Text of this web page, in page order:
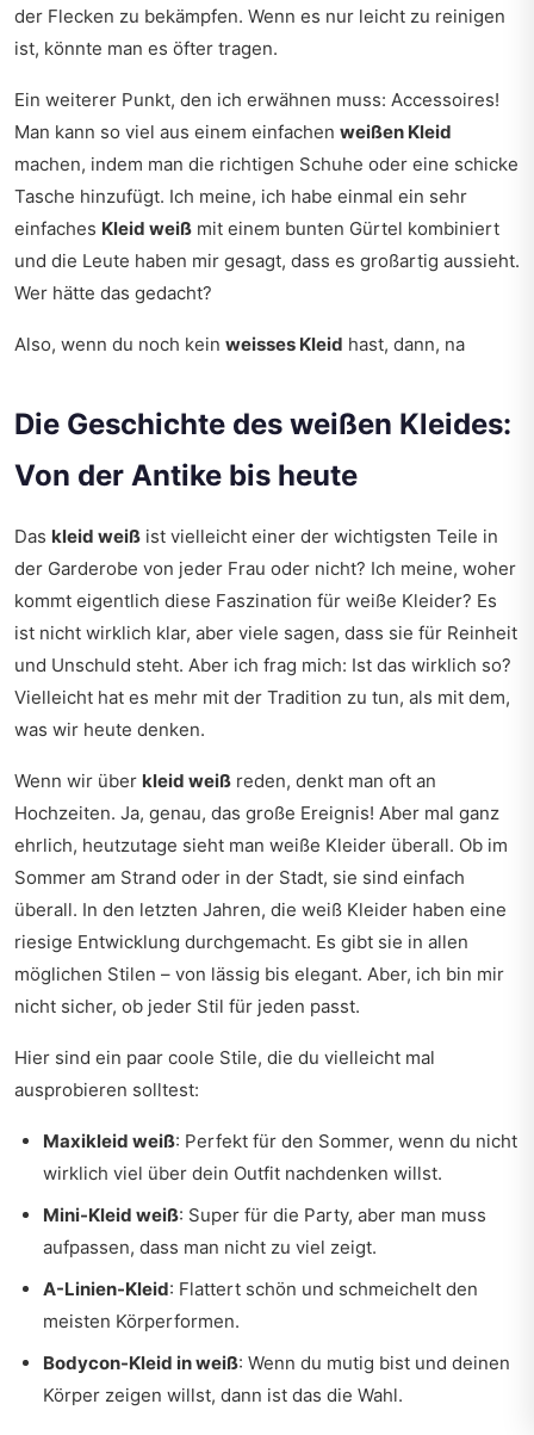
der Flecken zu bekämpfen. Wenn es nur leicht zu reinigen
ist, könnte man es öfter tragen.
Ein weiterer Punkt, den ich erwähnen muss: Accessoires!
Man kann so viel aus einem einfachen weißen Kleid
machen, indem man die richtigen Schuhe oder eine schicke
Tasche hinzufügt. Ich meine, ich habe einmal ein sehr
einfaches Kleid weiß mit einem bunten Gürtel kombiniert
und die Leute haben mir gesagt, dass es großartig aussieht.
Wer hätte das gedacht?
Also, wenn du noch kein weisses Kleid hast, dann, na
Die Geschichte des weißen Kleides:
Von der Antike bis heute
Das kleid weiß ist vielleicht einer der wichtigsten Teile in
der Garderobe von jeder Frau oder nicht? Ich meine, woher
kommt eigentlich diese Faszination für weiße Kleider? Es
ist nicht wirklich klar, aber viele sagen, dass sie für Reinheit
und Unschuld steht. Aber ich frag mich: Ist das wirklich so?
Vielleicht hat es mehr mit der Tradition zu tun, als mit dem,
was wir heute denken.
Wenn wir über kleid weiß reden, denkt man oft an
Hochzeiten. Ja, genau, das große Ereignis! Aber mal ganz
ehrlich, heutzutage sieht man weiße Kleider überall. Ob im
Sommer am Strand oder in der Stadt, sie sind einfach
überall. In den letzten Jahren, die weiß Kleider haben eine
riesige Entwicklung durchgemacht. Es gibt sie in allen
möglichen Stilen – von lässig bis elegant. Aber, ich bin mir
nicht sicher, ob jeder Stil für jeden passt.
Hier sind ein paar coole Stile, die du vielleicht mal
ausprobieren solltest:
Maxikleid weiß: Perfekt für den Sommer, wenn du nicht
wirklich viel über dein Outfit nachdenken willst.
Mini-Kleid weiß: Super für die Party, aber man muss
aufpassen, dass man nicht zu viel zeigt.
A-Linien-Kleid: Flattert schön und schmeichelt den
meisten Körperformen.
Bodycon-Kleid in weiß: Wenn du mutig bist und deinen
Körper zeigen willst, dann ist das die Wahl.